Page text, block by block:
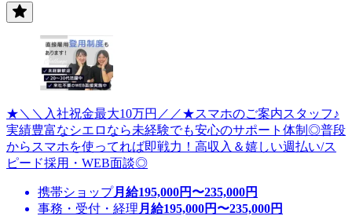
★＼＼入社祝金最大10万円／／★スマホのご案内スタッフ♪
実績豊富なシエロなら未経験でも安心のサポート体制◎普段
からスマホを使ってれば即戦力！高収入＆嬉しい週払い/ス
ピード採用・WEB面談◎
携帯ショップ月給195,000円〜235,000円
事務・受付・経理 月給195,000円〜235,000円